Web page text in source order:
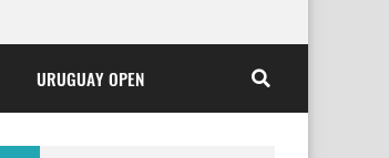
URUGUAY OPEN